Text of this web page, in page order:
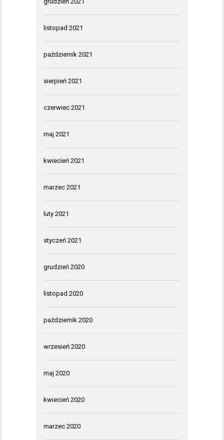
listopad 2021
październik 2021
sierpień 2021
czerwiec 2021
maj 2021
kwiecień 2021
marzec 2021
luty 2021
styczeń 2021
grudzień 2020
listopad 2020
październik 2020
wrzesień 2020
maj 2020
kwiecień 2020
marzec 2020